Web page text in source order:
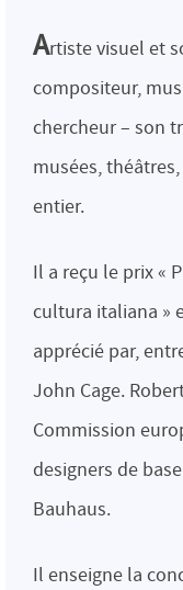
Artiste visuel et
compositeur,
chercheur – son
musées,
entier.
Il a reçu le prix «
cultura italiana »
apprécié par,
John Cage.
Commission
designers de
Bauhaus.
Il enseigne la